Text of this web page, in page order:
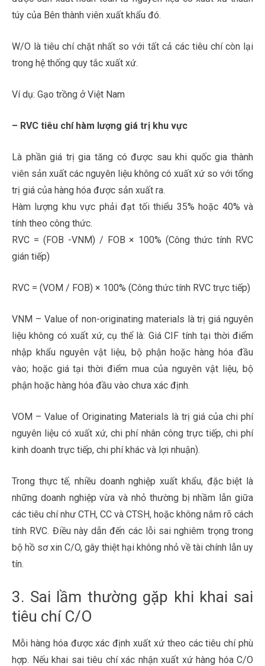
túy của Bên thành viên xuất khẩu đó.
W/O là tiêu chí chặt nhất so với tất cả các tiêu chí còn lại
trong hệ thống quy tắc xuất xứ.
Ví dụ: Gạo trồng ở Việt Nam
– RVC tiêu chí hàm lượng giá trị khu vực
Là phần giá trị gia tăng có được sau khi quốc gia thành
viên sản xuất các nguyên liệu không có xuất xứ so với tổng
trị giá của hàng hóa được sản xuất ra.
Hàm lượng khu vực phải đạt tối thiểu 35% hoặc 40% và
tính theo công thức.
RVC = (FOB -VNM) / FOB × 100% (Công thức tính RVC
gián tiếp)
RVC = (VOM / FOB) × 100% (Công thức tính RVC trực tiếp)
VNM – Value of non-originating materials là trị giá nguyên
liệu không có xuất xứ, cụ thể là: Giá CIF tính tại thời điểm
nhập khẩu nguyên vật liệu, bộ phận hoặc hàng hóa đầu
vào; hoặc giá tại thời điểm mua của nguyên vật liệu, bộ
phận hoặc hàng hóa đầu vào chưa xác định.
VOM – Value of Originating Materials là trị giá của chi phí
nguyên liệu có xuất xứ, chi phí nhân công trực tiếp, chi phí
kinh doanh trực tiếp, chi phí khác và lợi nhuận).
Trong thực tế, nhiều doanh nghiệp xuất khẩu, đặc biệt là
những doanh nghiệp vừa và nhỏ thường bị nhầm lẫn giữa
các tiêu chí như CTH, CC và CTSH, hoặc không nắm rõ cách
tính RVC. Điều này dẫn đến các lỗi sai nghiêm trọng trong
bộ hồ sơ xin C/O, gây thiệt hại không nhỏ về tài chính lẫn uy
tín.
3. Sai lầm thường gặp khi khai sai
tiêu chí C/O
Mỗi hàng hóa được xác định xuất xứ theo các tiêu chí phù
hợp. Nếu khai sai tiêu chí xác nhận xuất xứ hàng hóa C/O